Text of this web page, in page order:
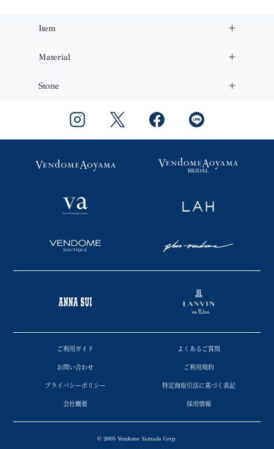
Item
Material
Stone
ご利用ガイド よくあるご質問
お問い合わせ ご利用規約
プライバシーポリシー 特定商取引法に基づく表記
会社概要 採用情報
© 2005 Vendome Yamada Corp.